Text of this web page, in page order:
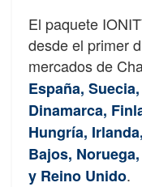
El paquete
desde el primer
mercados de
España,
Dinamarca,
Hungría,
Bajos,
y Reino Unido.